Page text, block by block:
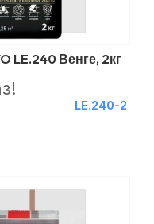
LE.240 Венге, 2кг
LE.240-2